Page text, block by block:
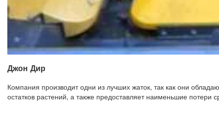
Джон Дир
Компания производит одни из лучших жаток, так как они
остатков растений, а также предоставляет наименьшие потери